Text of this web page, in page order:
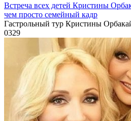
Встреча всех детей Кристины
чем просто семейный кадр
Гастрольный тур Кристины
0329